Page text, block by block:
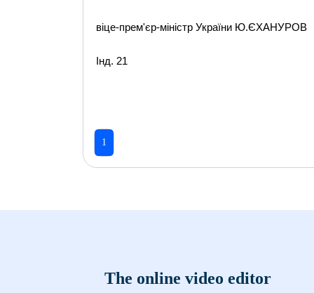
віце-прем'єр-міністр України Ю.ЄХАНУРОВ
Інд. 21
1
The online video editor